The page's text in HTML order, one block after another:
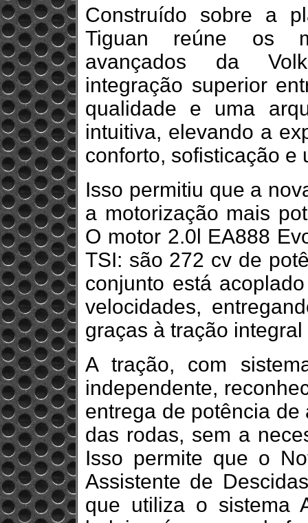
Construído sobre a
Tiguan reúne os
avançados da
integração superior
qualidade e uma
intuitiva, elevando a
conforto, sofisticação e
Isso permitiu que a
a motorização mais
O motor 2.0l EA888
TSI: são 272 cv de
conjunto está
velocidades,
graças à tração
A tração, com
independente,
entrega de potência
das rodas, sem a
Isso permite que o
Assistente de
que utiliza o sistema